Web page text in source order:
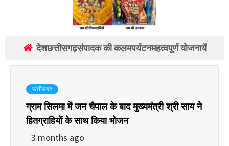
देशछत्तीसगढ़संपादक की कलमपर्यटनमहत्वपूर्ण योजनायें
छत्तीसगढ़
ग्राम सिलमा में जन चैपाल के बाद मुख्यमंत्री श्री साय ने
हितग्राहियों के साथ किया भोजन
3 months ago